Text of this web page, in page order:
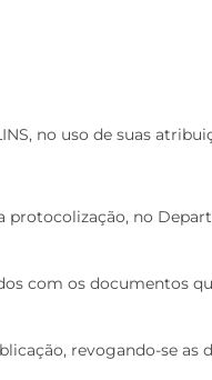
no uso de suas
protocolização, no
com os documentos
revogando-se as